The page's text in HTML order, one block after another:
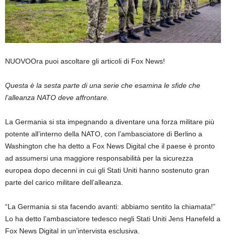
NUOVOOra puoi ascoltare gli articoli di Fox News!
Questa è la sesta parte di una serie che esamina le sfide che
l’alleanza NATO deve affrontare.
La Germania si sta impegnando a diventare una forza militare più
potente all’interno della NATO, con l’ambasciatore di Berlino a
Washington che ha detto a Fox News Digital che il paese è pronto
ad assumersi una maggiore responsabilità per la sicurezza
europea dopo decenni in cui gli Stati Uniti hanno sostenuto gran
parte del carico militare dell’alleanza.
“La Germania si sta facendo avanti: abbiamo sentito la chiamata!”
Lo ha detto l’ambasciatore tedesco negli Stati Uniti Jens Hanefeld a
Fox News Digital in un’intervista esclusiva.